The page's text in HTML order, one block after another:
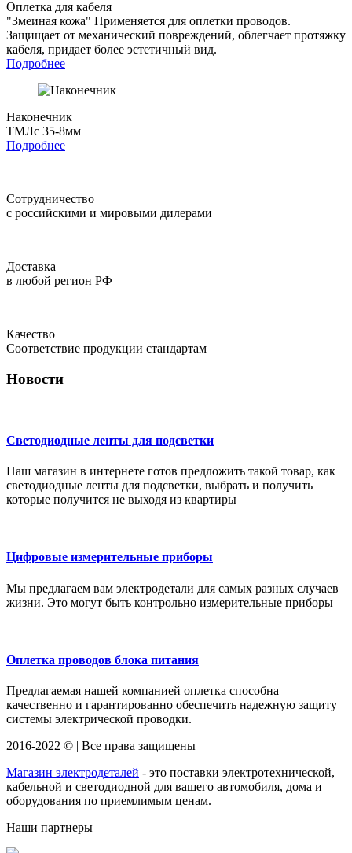
Оплетка для кабеля
"Змеиная кожа" Применяется для оплетки проводов.
Защищает от механический повреждений, облегчает протяжку
кабеля, придает более эстетичный вид.
Подробнее
Наконечник
ТМЛс 35-8мм
Подробнее
Сотрудничество
с российскими и мировыми дилерами
Доставка
в любой регион РФ
Качество
Соответствие продукции стандартам
Новости
Светодиодные ленты для подсветки
Наш магазин в интернете готов предложить такой товар, как
светодиодные ленты для подсветки, выбрать и получить
которые получится не выходя из квартиры
Цифровые измерительные приборы
Мы предлагаем вам электродетали для самых разных случаев
жизни. Это могут быть контрольно измерительные приборы
Оплетка проводов блока питания
Предлагаемая нашей компанией оплетка способна
качественно и гарантированно обеспечить надежную защиту
системы электрической проводки.
2016-2022 © | Все права защищены
Магазин электродеталей - это поставки электротехнической,
кабельной и светодиодной для вашего автомобиля, дома и
оборудования по приемлимым ценам.
Наши партнеры